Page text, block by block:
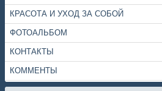
КРАСОТА И УХОД ЗА СОБОЙ
ФОТОАЛЬБОМ
КОНТАКТЫ
КОММЕНТЫ